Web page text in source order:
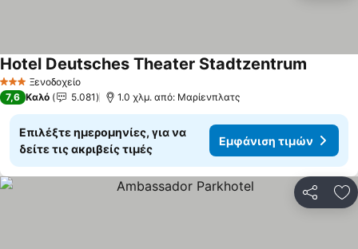
3 ΑστέριαΞενοδοχείο
Hotel Deutsches Theater Stadtzentrum
7,6 Καλό 5.081 1.0 χλμ. από: Μαρίενπλατς
Επιλέξτε ημερομηνίες, για να
δείτε τις ακριβείς τιμές
Εμφάνιση τιμών